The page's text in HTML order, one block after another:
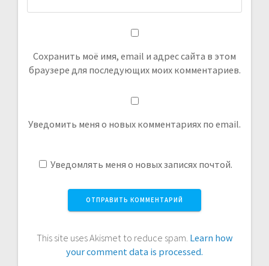
Сохранить моё имя, email и адрес сайта в этом
браузере для последующих моих комментариев.
Уведомить меня о новых комментариях по email.
Уведомлять меня о новых записях почтой.
This site uses Akismet to reduce spam. Learn how
your comment data is processed.